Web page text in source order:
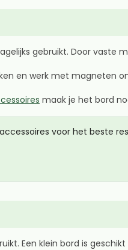
gebruikt. Door
en werk met magneten
maak je het bord
voor het beste
Een klein bord is